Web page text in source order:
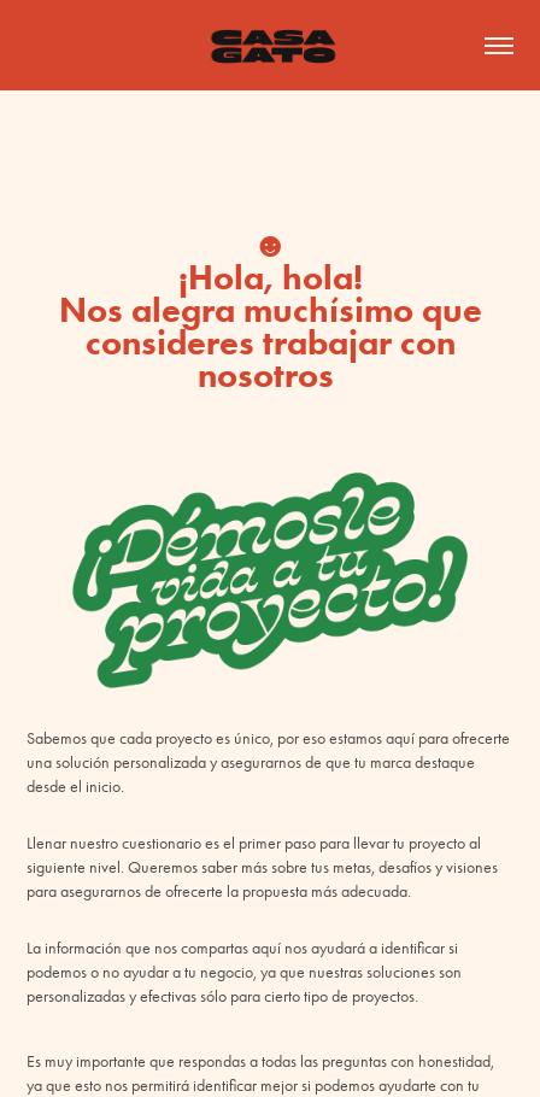
☻
¡Hola, hola!
Nos alegra muchísimo que
consideres trabajar con
nosotros
Sabemos que cada proyecto es único, por eso estamos aquí para ofrecerte
una solución personalizada y asegurarnos de que tu marca destaque
desde el inicio.
Llenar nuestro cuestionario es el primer paso para llevar tu proyecto al
siguiente nivel. Queremos saber más sobre tus metas, desafíos y visiones
para asegurarnos de ofrecerte la propuesta más adecuada.
La información que nos compartas aquí nos ayudará a identificar si
podemos o no ayudar a tu negocio, ya que nuestras soluciones son
personalizadas y efectivas sólo para cierto tipo de proyectos.
Es muy importante que respondas a todas las preguntas con honestidad,
ya que esto nos permitirá identificar mejor si podemos ayudarte con tu